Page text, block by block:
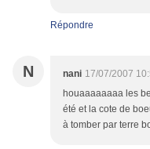
Répondre
N nani 17/07/2007
houaaaaaaaa les
été et la cote de
à tomber par terre